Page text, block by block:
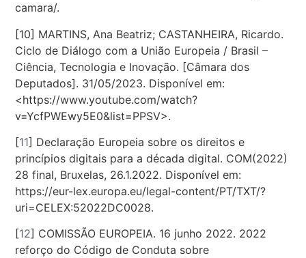
camara/.
[10] MARTINS, Ana Beatriz; CASTANHEIRA, Ricardo.
Ciclo de Diálogo com a União Europeia / Brasil –
Ciência, Tecnologia e Inovação. [Câmara dos
Deputados]. 31/05/2023. Disponível em:
<https://www.youtube.com/watch?
v=YcfPWEwy5E0&list=PPSV>.
[11] Declaração Europeia sobre os direitos e
princípios digitais para a década digital. COM(2022)
28 final, Bruxelas, 26.1.2022. Disponível em:
https://eur-lex.europa.eu/legal-content/PT/TXT/?
uri=CELEX:52022DC0028.
[12] COMISSÃO EUROPEIA. 16 junho 2022. 2022
reforço do Código de Conduta sobre